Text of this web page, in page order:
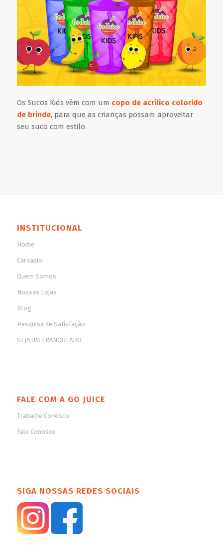
Os Sucos Kids vêm com um copo de acrílico colorido
de brinde, para que as crianças possam aproveitar
seu suco com estilo.
INSTITUCIONAL
Home
Cardápio
Quem Somos
Nossas Lojas
Blog
Pesquisa de Satisfação
SEJA UM FRANQUEADO
FALE COM A GO JUICE
Trabalhe Conosco
Fale Conosco
SIGA NOSSAS REDES SOCIAIS